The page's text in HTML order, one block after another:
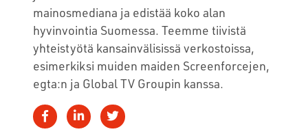
mainosmediana ja edistää koko alan
hyvinvointia Suomessa. Teemme tiivistä
yhteistyötä kansainvälisissä verkostoissa,
esimerkiksi muiden maiden Screenforcejen,
egta:n ja Global TV Groupin kanssa.